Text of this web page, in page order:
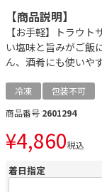
【商品説明】
【お手軽】トラウ
い塩味と旨みがご飯
ん、酒肴にも使いや
冷凍
包装不可
商品番号 2601294
¥4,860税込
着日指定